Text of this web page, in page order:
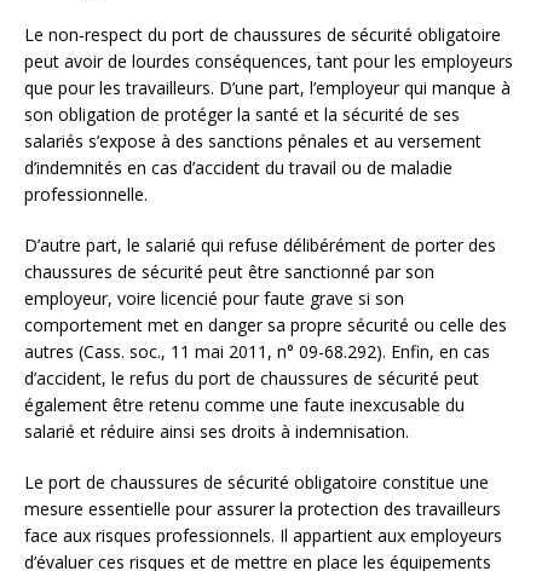
Le non-respect du port de chaussures de sécurité obligatoire
peut avoir de lourdes conséquences, tant pour les employeurs
que pour les travailleurs. D’une part, l’employeur qui manque à
son obligation de protéger la santé et la sécurité de ses
salariés s’expose à des sanctions pénales et au versement
d’indemnités en cas d’accident du travail ou de maladie
professionnelle.
D’autre part, le salarié qui refuse délibérément de porter des
chaussures de sécurité peut être sanctionné par son
employeur, voire licencié pour faute grave si son
comportement met en danger sa propre sécurité ou celle des
autres (Cass. soc., 11 mai 2011, n° 09-68.292). Enfin, en cas
d’accident, le refus du port de chaussures de sécurité peut
également être retenu comme une faute inexcusable du
salarié et réduire ainsi ses droits à indemnisation.
Le port de chaussures de sécurité obligatoire constitue une
mesure essentielle pour assurer la protection des travailleurs
face aux risques professionnels. Il appartient aux employeurs
d’évaluer ces risques et de mettre en place les équipements